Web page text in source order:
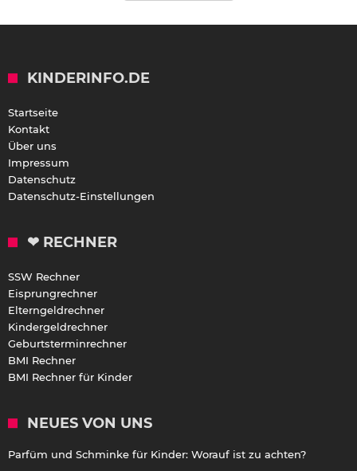
KINDERINFO.DE
Startseite
Kontakt
Über uns
Impressum
Datenschutz
Datenschutz-Einstellungen
❤ RECHNER
SSW Rechner
Eisprungrechner
Elterngeldrechner
Kindergeldrechner
Geburtsterminrechner
BMI Rechner
BMI Rechner für Kinder
NEUES VON UNS
Parfüm und Schminke für Kinder: Worauf ist zu achten?